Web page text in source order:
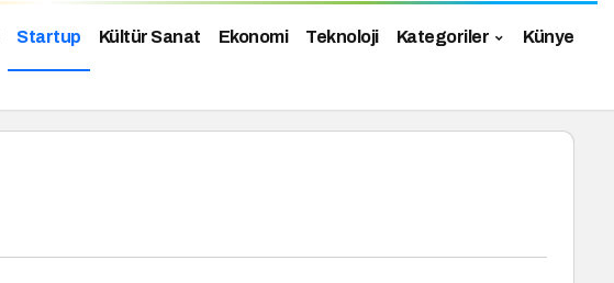
Startup Kültür Sanat Ekonomi Teknoloji Kategoriler Künye